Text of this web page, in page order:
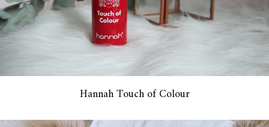
Hannah Touch of Colour